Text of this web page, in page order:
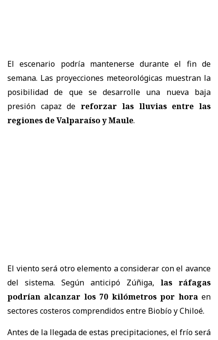
El escenario podría mantenerse durante el fin de
semana. Las proyecciones meteorológicas muestran la
posibilidad de que se desarrolle una nueva baja
presión capaz dereforzar las lluvias entre las
regiones de Valparaíso y Maule.
El viento será otro elemento a considerar con el avance
del sistema. Según anticipó Zúñiga, las ráfagas
podrían alcanzar los 70 kilómetros por horaen
sectores costeros comprendidos entre Biobío y Chiloé.
Antes de la llegada de estas precipitaciones, el frío será